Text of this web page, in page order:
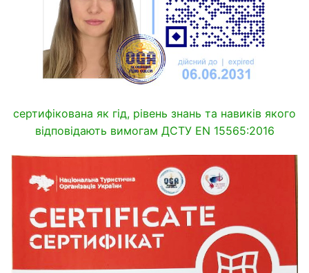
сертифікована як гід, рівень знань та навиків якого
відповідають вимогам ДСТУ EN 15565:2016